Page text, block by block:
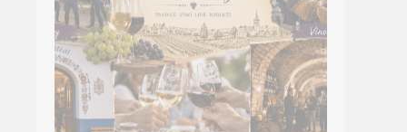
AKCE V OKOLÍ
Sample text. Click to select the text box. Click
again or double click to start editing the text.
VÍCE